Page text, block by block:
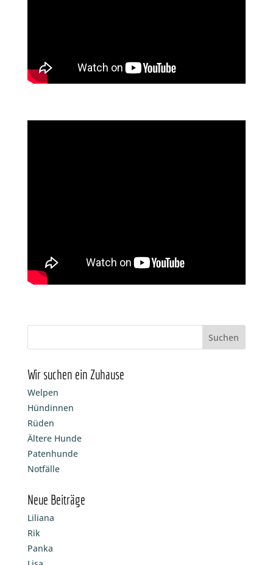
Wir suchen ein Zuhause
Welpen
Hündinnen
Rüden
Ältere Hunde
Patenhunde
Notfälle
Neue Beiträge
Liliana
Rik
Panka